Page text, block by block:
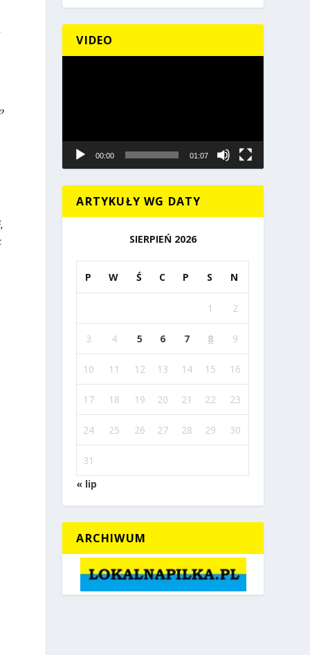
VIDEO
00:00 01:07
ARTYKUŁY WG DATY
SIERPIEŃ 2026
P W Ś C P S N
1 2
3 4 5 6 7 8 9
10 11 12 13 14 15 16
17 18 19 20 21 22 23
24 25 26 27 28 29 30
31
« lip
ARCHIWUM